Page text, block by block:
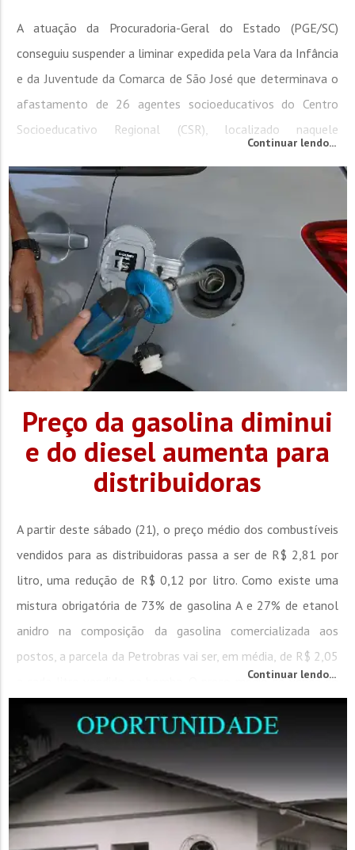
A atuação da Procuradoria-Geral do Estado (PGE/SC)
conseguiu suspender a liminar expedida pela Vara da Infância
e da Juventude da Comarca de São José que determinava o
afastamento de 26 agentes socioeducativos do Centro
Socioeducativo Regional (CSR), localizado naquele
pelo desembargador Vilson Fontana, foi publicado na tarde
desta sexta-feira, 20. O afastamento agora suspenso fora
determinado...
Continuar lendo...
Preço da gasolina diminui
e do diesel aumenta para
distribuidoras
A partir deste sábado (21), o preço médio dos combustíveis
vendidos para as distribuidoras passa a ser de R$ 2,81 por
litro, uma redução de R$ 0,12 por litro. Como existe uma
mistura obrigatória de 73% de gasolina A e 27% de etanol
anidro na composição da gasolina comercializada aos
postos, a parcela da Petrobras vai ser, em média, de R$ 2,05
a cada litro vendido na bomba. O preço médio de venda do
Continuar lendo...